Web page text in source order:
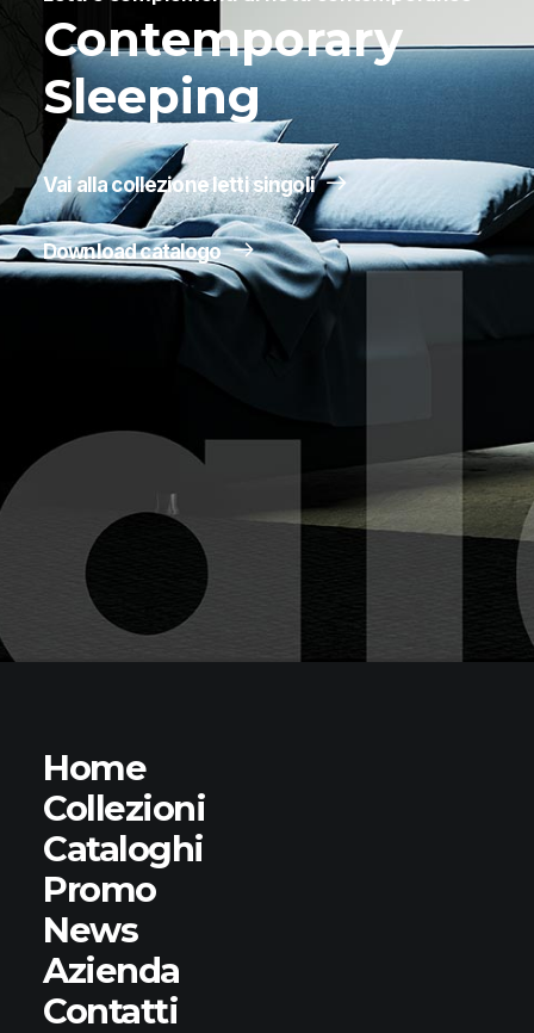
Contemporary
Sleeping
Vai alla collezione letti singoli
Download catalogo
Home
Collezioni
Cataloghi
Promo
News
Azienda
Contatti